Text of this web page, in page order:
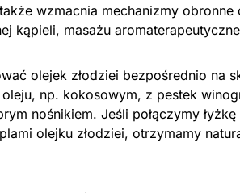
wzmacnia mechanizmy
kąpieli, masażu
olejek złodziei bezpośrednio na
oleju, np. kokosowym, z pestek
nośnikiem. Jeśli połączymy
olejku złodziei, otrzymamy